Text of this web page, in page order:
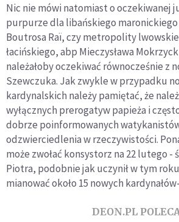
Nic nie mówi natomiast o oczekiwanej
purpurze dla libańskiego
Boutrosa Raï, czy metropolity
łacińskiego, abp Mieczysława
należałoby oczekiwać równocześnie z
Szewczuka. Jak zwykle w przypadku
kardynalskich należy pamiętać, że
wyłącznych prerogatyw papieża i
dobrze poinformowanych
odzwierciedlenia w rzeczywistości.
może zwołać konsystorz na 22 lutego -
Piotra, podobnie jak uczynił w tym
mianować około 15 nowych
DEON.PL